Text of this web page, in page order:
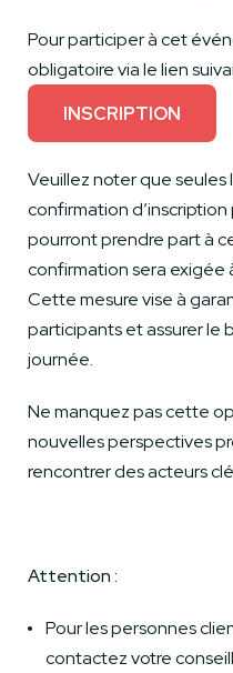
Pour participer à cet
obligatoire via le lien
INSCRIPTION
Veuillez noter que
confirmation
pourront prendre part à
confirmation sera exigée
Cette mesure vise à
participants et assurer le
journée.
Ne manquez pas cette
nouvelles perspectives
rencontrer des acteurs
Attention :
Pour les personnes
contactez votre